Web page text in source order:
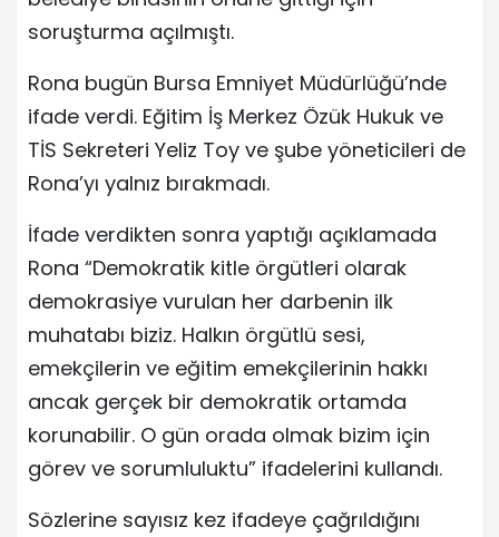
soruşturma açılmıştı.
Rona bugün Bursa Emniyet Müdürlüğü’nde
ifade verdi. Eğitim İş Merkez Özük Hukuk ve
TİS Sekreteri Yeliz Toy ve şube yöneticileri de
Rona’yı yalnız bırakmadı.
İfade verdikten sonra yaptığı açıklamada
Rona “Demokratik kitle örgütleri olarak
demokrasiye vurulan her darbenin ilk
muhatabı biziz. Halkın örgütlü sesi,
emekçilerin ve eğitim emekçilerinin hakkı
ancak gerçek bir demokratik ortamda
korunabilir. O gün orada olmak bizim için
görev ve sorumluluktu” ifadelerini kullandı.
Sözlerine sayısız kez ifadeye çağrıldığını